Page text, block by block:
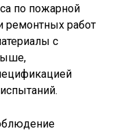
по пожарной
ремонтных работ
с